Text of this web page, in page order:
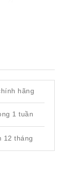
hãng
1 tuần
12 tháng